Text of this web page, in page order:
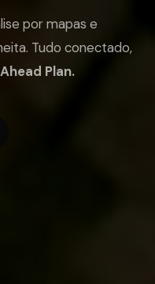
por mapas e
Tudo conectado,
Ahead Plan.